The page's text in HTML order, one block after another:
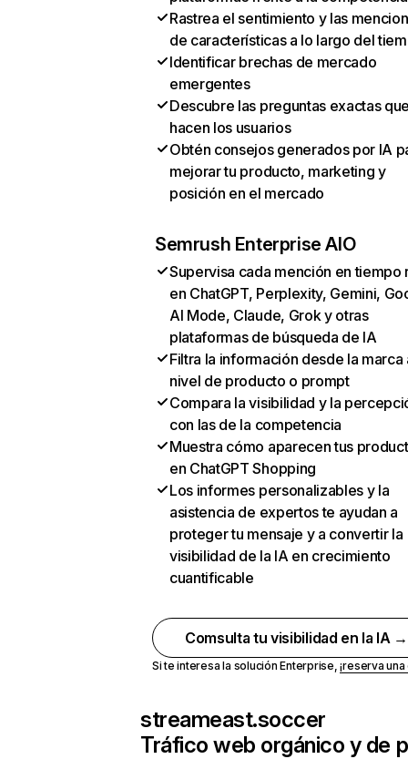
Rastrea el sentimiento y las
de características a lo largo del
Identificar brechas de mercado
emergentes
Descubre las preguntas exactas
hacen los usuarios
Obtén consejos generados por IA
mejorar tu producto, marketing y
posición en el mercado
Semrush Enterprise AIO
Supervisa cada mención en tiempo
en ChatGPT, Perplexity, Gemini,
AI Mode, Claude, Grok y otras
plataformas de búsqueda de IA
Filtra la información desde la marca
nivel de producto o prompt
Compara la visibilidad y la
con las de la competencia
Muestra cómo aparecen tus
en ChatGPT Shopping
Los informes personalizables y la
asistencia de expertos te ayudan a
proteger tu mensaje y a convertir la
visibilidad de la IA en crecimiento
cuantificable
Comsulta tu visibilidad en la IA →
Si te interesa la solución Enterprise,¡reserva
streameast.soccer
Tráfico web orgánico y de